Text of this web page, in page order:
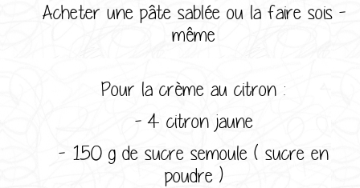
Acheter une pâte sablée ou la faire sois -
même
Pour la crème au citron :
- 4 citron jaune
- 150 g de sucre semoule ( sucre en
poudre )